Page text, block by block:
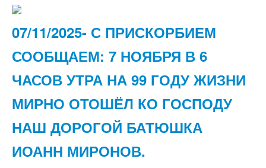
07/11/2025- С ПРИСКОРБИЕМ
СООБЩАЕМ: 7 НОЯБРЯ В 6
ЧАСОВ УТРА НА 99 ГОДУ ЖИЗНИ
МИРНО ОТОШЁЛ КО ГОСПОДУ
НАШ ДОРОГОЙ БАТЮШКА
ИОАНН МИРОНОВ.